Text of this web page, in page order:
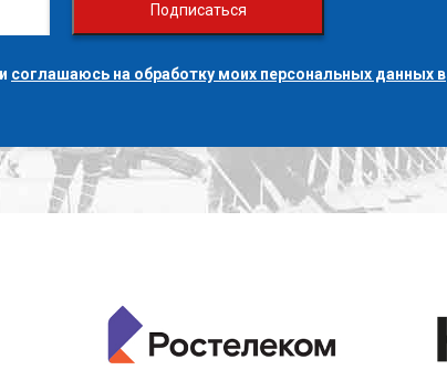
Подписаться
и соглашаюсь на обработку моих персональных данных в